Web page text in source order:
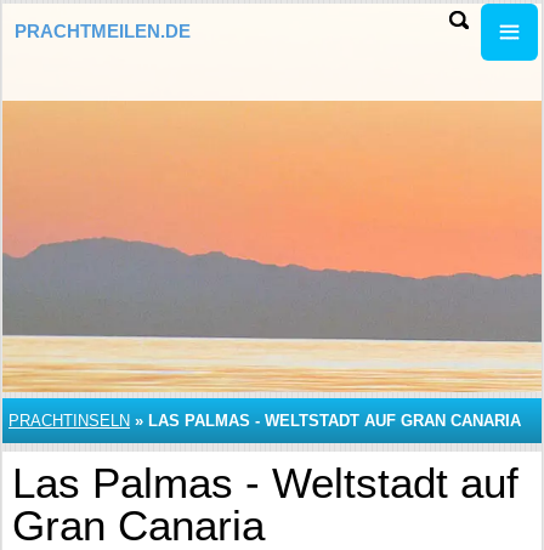
PRACHTMEILEN.DE
PRACHTINSELN » LAS PALMAS - WELTSTADT AUF GRAN CANARIA
Las Palmas - Weltstadt auf
Gran Canaria